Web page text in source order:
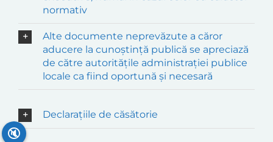
normativ
Alte documente neprevăzute a căror
aducere la cunoștință publică se apreciază
de către autoritățile administrației publice
locale ca fiind oportună și necesară
Declarațiile de căsătorie
🔇